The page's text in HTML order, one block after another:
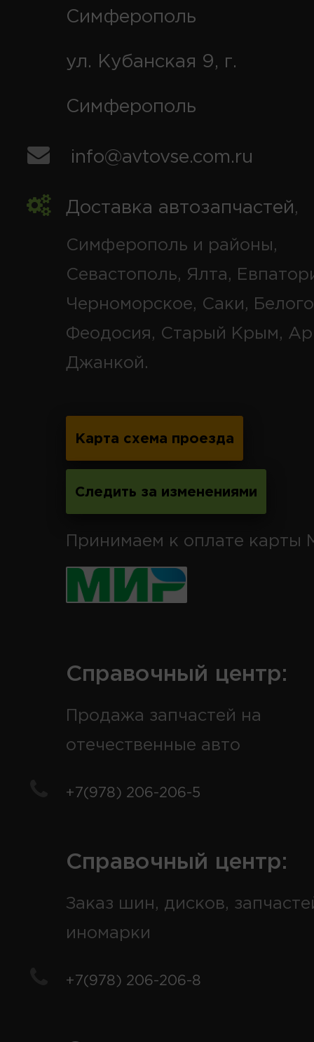
Симферополь
ул. Кубанская 9, г.
Симферополь
info@avtovse.com.ru
Доставка автозапчастей,
Симферополь и районы,
Севастополь, Ялта,
Черноморское, Саки,
Феодосия, Старый Крым,
Джанкой.
Карта схема проезда
Следить за изменениями
Принимаем к оплате карты
Справочный центр:
Продажа запчастей на
отечественные авто
+7(978) 206-206-5
Справочный центр:
Заказ шин, дисков,
иномарки
+7(978) 206-206-8